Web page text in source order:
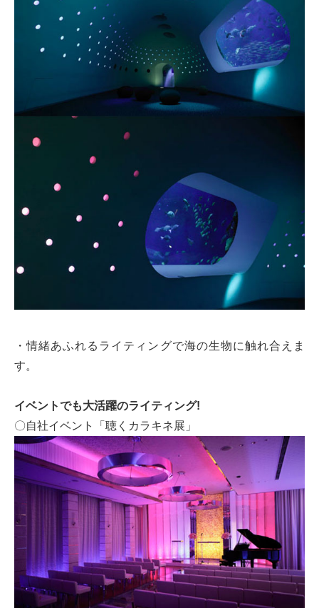
・情緒あふれるライティングで海の生物に触れ合えま
す。
イベントでも大活躍のライティング!
〇自社イベント「聴くカラキネ展」